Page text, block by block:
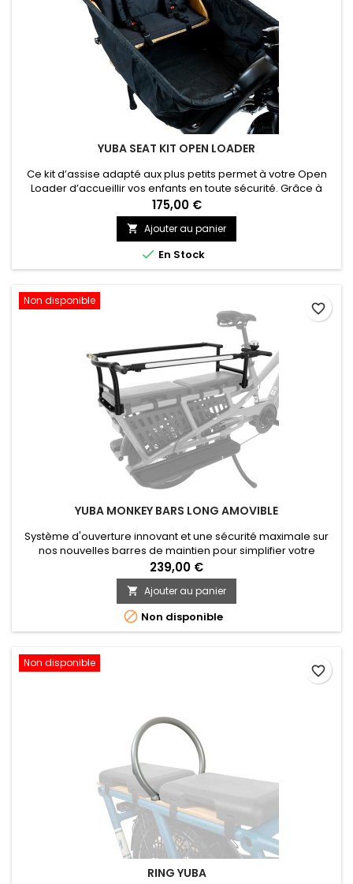
YUBA SEAT KIT OPEN LOADER
Ce kit d’assise adapté aux plus petits permet à votre Open
Loader d’accueillir vos enfants en toute sécurité. Grâce à
deux harnais à 3 points d’attache, un dossier et des coussins
d’assises sur une planche en bambou, toute la famille peut
profiter des balades en cargo, tout confort !
175,00 €
 Ajouter au panier
 En Stock
Non disponible
YUBA MONKEY BARS LONG AMOVIBLE
Système d'ouverture innovant et une sécurité maximale sur
nos nouvelles barres de maintien pour simplifier votre
quotidien.
239,00 €
 Ajouter au panier
 Non disponible
favorite_border
Non disponible
RING YUBA
favorite_border